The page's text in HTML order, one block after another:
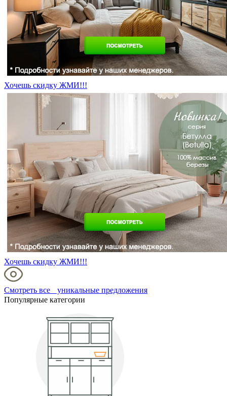
Хочешь скидку ЖМИ!!!
Хочешь скидку ЖМИ!!!
Смотреть все уникальные предложения
Популярные категории